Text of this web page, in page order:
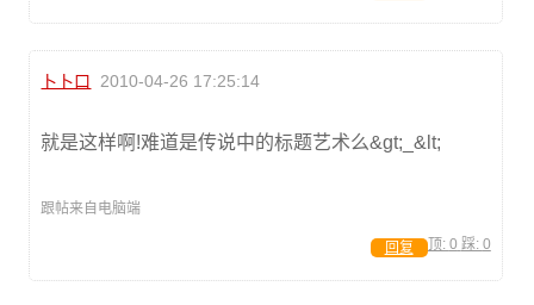
卜卜口 2010-04-26 17:25:14
就是这样啊!难道是传说中的标题艺术么&gt;_&lt;
跟帖来自电脑端
顶: 0 踩: 0
回复